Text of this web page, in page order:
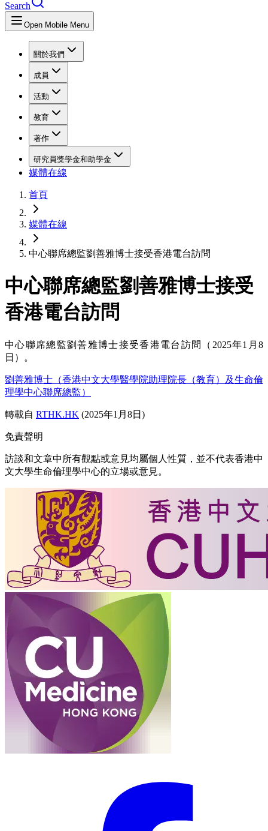
Search
Open Mobile Menu
關於我們
成員
活動
教育
著作
研究員獎學金和助學金
媒體在線
首頁
媒體在線
中心聯席總監劉善雅博士接受香港電台訪問
中心聯席總監劉善雅博士接受
香港電台訪問
中心聯席總監劉善雅博士接受香港電台訪問（2025年1月8
日）。
劉善雅博士（香港中文大學醫學院助理院長（教育）及生命倫
理學中心聯席總監）
轉載自 RTHK.HK (2025年1月8日)
免責聲明
訪談和文章中所有觀點或意見均屬個人性質，並不代表香港中
文大學生命倫理學中心的立場或意見。